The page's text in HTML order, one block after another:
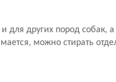
других пород собак,
можно стирать